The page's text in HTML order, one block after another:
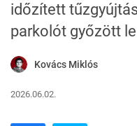
időzített
parkolót győzött
Kovács Miklós
2026.06.02.